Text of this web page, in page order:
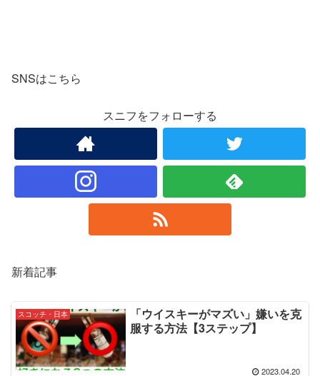
SNSはこちら
スニフをフォローする
新着記事
スコッチ・日本
「ウイスキーがマズい」嫌いを克
服する方法【3ステップ】
2023.04.20